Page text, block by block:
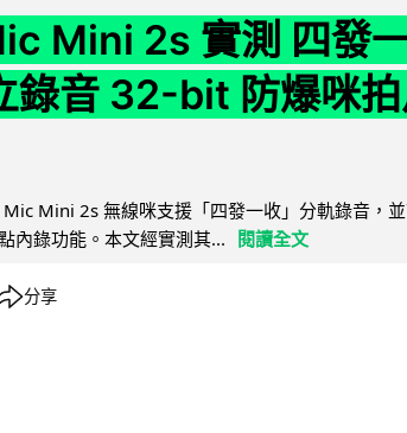
Mini 2s 實測 四發
錄音 32-bit 防爆咪
Mic Mini 2s 無線咪支援「四發一收」分軌錄音，
內錄功能。本文經實測其...
閱讀全文
分享